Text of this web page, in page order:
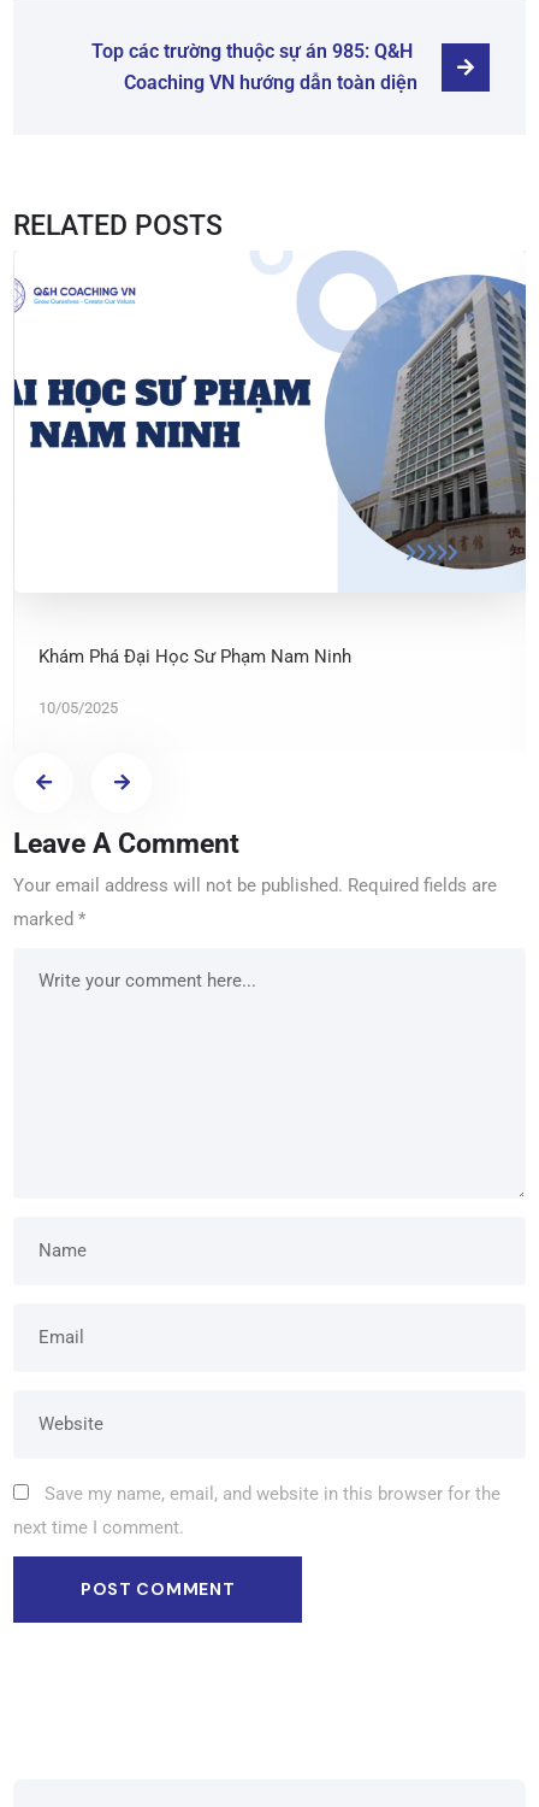
Top các trường thuộc sự án 985: Q&H
Coaching VN hướng dẫn toàn diện
RELATED POSTS
Khám Phá Đại Học Sư Phạm Nam Ninh
10/05/2025
Leave A Comment
Your email address will not be published. Required fields are
marked*
Save my name, email, and website in this browser for the
next time I comment.